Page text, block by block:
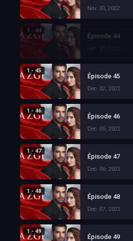
Nov. 30, 2022
1 - 44
Épisode 44
1 - 45
Épisode 45
Dec. 02, 2022
1 - 46
Épisode 46
Dec. 05, 2022
1 - 47
Épisode 47
Dec. 06, 2022
1 - 48
Épisode 48
Dec. 07, 2022
1 - 49
Épisode 49